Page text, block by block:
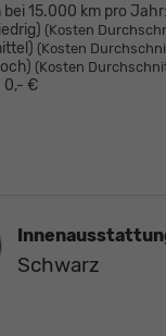
bei 15.000 km pro Jahr:
(Kosten
(Kosten
(Kosten
0,- €
Schwarz